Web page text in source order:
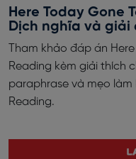
Here Today Gone
Dịch nghĩa và giải
Tham khảo đáp án
Reading kèm giải thích
paraphrase và mẹo làm
Reading.